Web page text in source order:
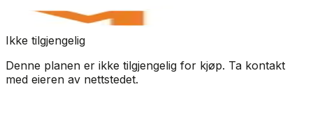
Ikke tilgjengelig
Denne planen er ikke tilgjengelig for kjøp. Ta kontakt
med eieren av nettstedet.